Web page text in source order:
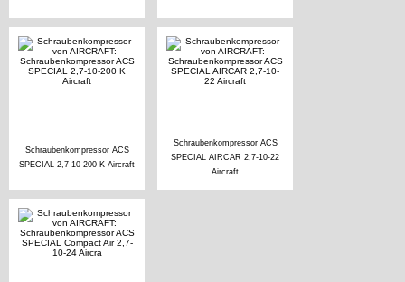
Schraubenkompressor ACS
SPECIAL 2,7-10-200 K Aircraft
Schraubenkompressor ACS
SPECIAL AIRCAR 2,7-10-22
Aircraft